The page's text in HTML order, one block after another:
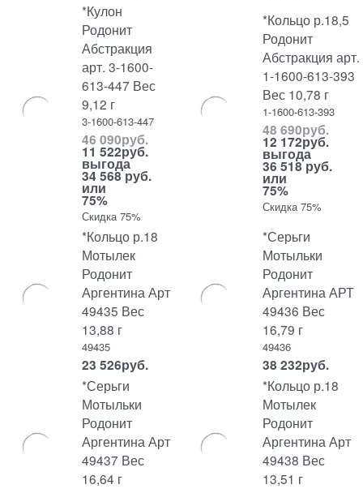
*Кулон
Родонит
Абстракция
арт. 3-1600-
613-447 Вес
9,12 г
3-1600-613-447
46 090руб.
11 522руб.
выгода
34 568 руб.
или
75%
Скидка 75%
*Кольцо р.18,5
Родонит
Абстракция арт.
1-1600-613-393
Вес 10,78 г
1-1600-613-393
48 690руб.
12 172руб.
выгода
36 518 руб.
или
75%
Скидка 75%
*Кольцо р.18
Мотылек
Родонит
Аргентина Арт
49435 Вес
13,88 г
49435
23 526руб.
*Серьги
Мотыльки
Родонит
Аргентина АРТ
49436 Вес
16,79 г
49436
38 232руб.
*Серьги
Мотыльки
Родонит
Аргентина Арт
49437 Вес
16,64 г
*Кольцо р.18
Мотылек
Родонит
Аргентина Арт
49438 Вес
13,51 г